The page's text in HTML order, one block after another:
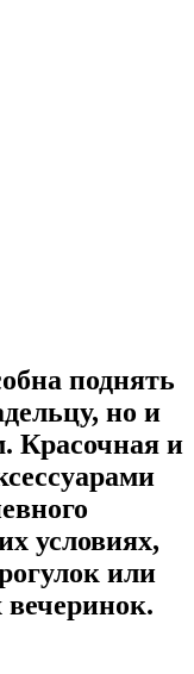
поднять
но и
Красочная и
условиях,
или